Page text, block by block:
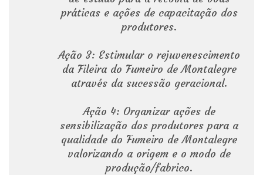
práticas e ações de capacitação dos
produtores.
Ação 3: Estimular o rejuvenescimento
da Fileira do Fumeiro de Montalegre
através da sucessão geracional.
Ação 4: Organizar ações de
sensibilização dos produtores para a
qualidade do Fumeiro de Montalegre
valorizando a origem e o modo de
produção/fabrico.